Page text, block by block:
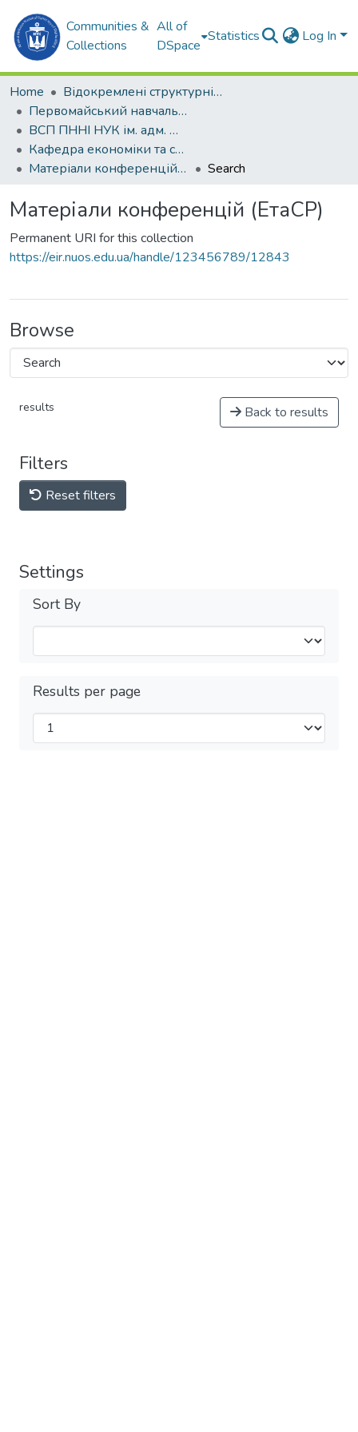
Communities &
Collections
All of
DSpace
Statistics Log In
Home
Відокремлені структурні підрозділи НУК ім. адм. Макарова
Первомайський навчально-науковий інститут НУК ім. адм. Макарова (ПННІ НУК)
ВСП ПННІ НУК ім. адм. Макарова
Кафедра економіки та суспільного розвитку (ЕтаСР)
Матеріали конференцій (ЕтаСР)
Search
Матеріали конференцій (ЕтаСР)
Permanent URI for this collection
https://eir.nuos.edu.ua/handle/123456789/12843
Browse
results Back to results
Filters
Reset filters
Settings
Sort By
Results per page